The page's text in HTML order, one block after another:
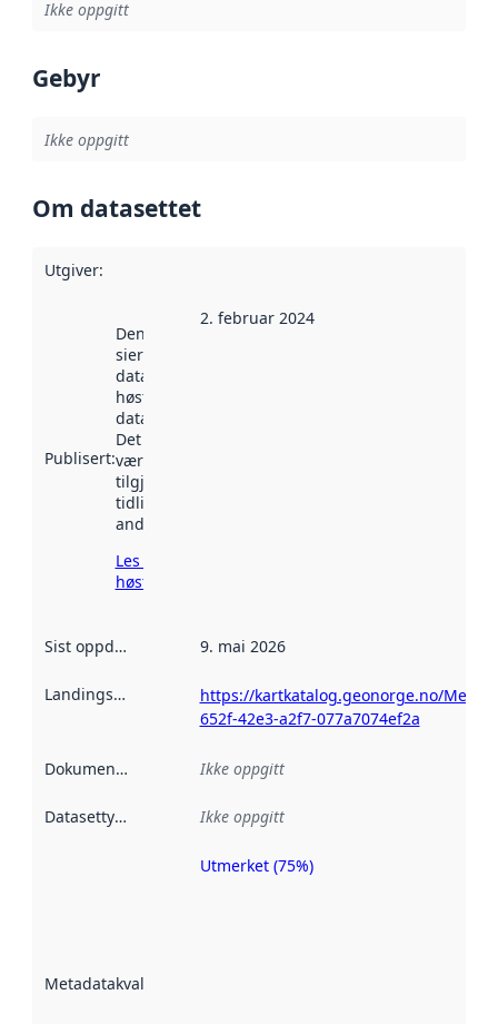
Ikke oppgitt
Gebyr
Ikke oppgitt
Om datasettet
Utgiver:
Publisert:
Denne datoen
sier når
datasettet ble
høstet av
data.norge.no.
Det kan ha
vært
tilgjengelig
tidligere
andre steder.
Les mer om
høsting her
2. februar 2024
Sist oppdatert 9. mai 2026
Landingsside
https://kartkatalog.geonorge.no/
652f-42e3-a2f7-077a7074ef2a
Dokumentasjon Ikke oppgitt
Datasettype Ikke oppgitt
Metadatakvalitet
Metadatakvalitet
Utmerket (75%)